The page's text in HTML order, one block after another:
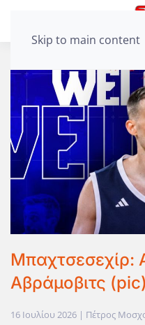
Skip to main content
Μπαχτσεσεχίρ:
Αβράμοβιτς (pic)
16 Ιουλίου 2026 | Πέτρος